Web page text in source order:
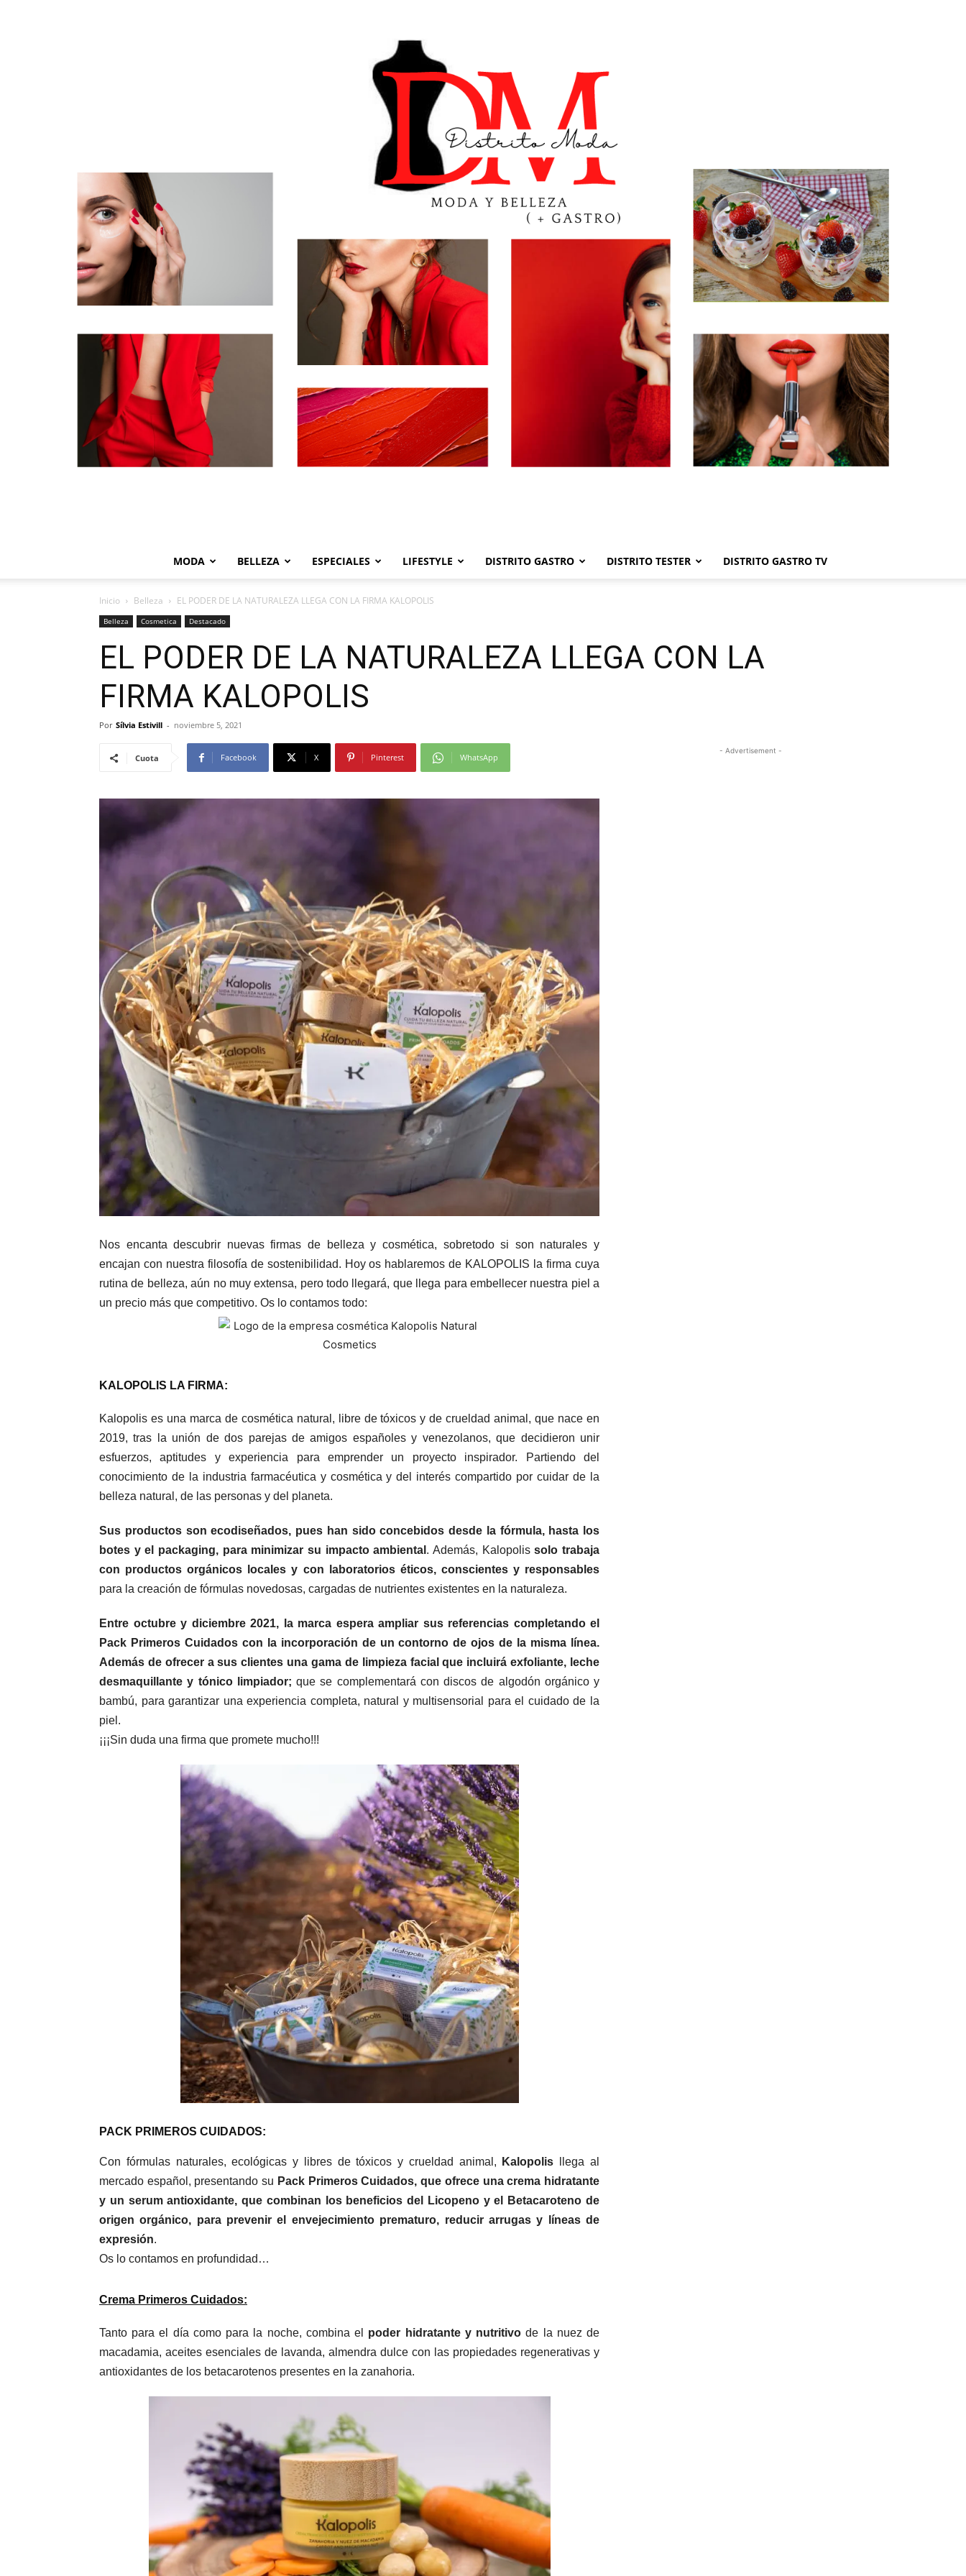
MODA BELLEZA ESPECIALES LIFESTYLE DISTRITO GASTRO DISTRITO TESTER DISTRITO GASTRO TV
Inicio Belleza EL PODER DE LA NATURALEZA LLEGA CON LA FIRMA KALOPOLIS
Belleza Cosmetica Destacado
EL PODER DE LA NATURALEZA LLEGA CON LA
FIRMA KALOPOLIS
Por Sílvia Estivill - noviembre 5, 2021
Cuota Facebook X Pinterest WhatsApp
Nos encanta descubrir nuevas firmas de belleza y cosmética, sobretodo si son naturales y
encajan con nuestra filosofía de sostenibilidad. Hoy os hablaremos de KALOPOLIS la firma cuya
rutina de belleza, aún no muy extensa, pero todo llegará, que llega para embellecer nuestra piel a
un precio más que competitivo. Os lo contamos todo:
KALOPOLIS LA FIRMA:
Kalopolis es una marca de cosmética natural, libre de tóxicos y de crueldad animal, que nace en
2019, tras la unión de dos parejas de amigos españoles y venezolanos, que decidieron unir
esfuerzos, aptitudes y experiencia para emprender un proyecto inspirador. Partiendo del
conocimiento de la industria farmacéutica y cosmética y del interés compartido por cuidar de la
belleza natural, de las personas y del planeta.
Sus productos son ecodiseñados, pues han sido concebidos desde la fórmula, hasta los
botes y el packaging, para minimizar su impacto ambiental . Además, Kalopolissolo trabaja
con productos orgánicos locales y con laboratorios éticos, conscientes y responsables
para la creación de fórmulas novedosas, cargadas de nutrientes existentes en la naturaleza.
Entre octubre y diciembre 2021, la marca espera ampliar sus referencias completando el
Pack Primeros Cuidados con la incorporación de un contorno de ojos de la misma línea.
Además de ofrecer a sus clientes una gama de limpieza facial que incluirá exfoliante, leche
desmaquillante y tónico limpiador; que se complementará con discos de algodón orgánico y
bambú, para garantizar una experiencia completa, natural y multisensorial para el cuidado de la
piel.
¡¡¡Sin duda una firma que promete mucho!!!
PACK PRIMEROS CUIDADOS:
Con fórmulas naturales, ecológicas y libres de tóxicos y crueldad animal, Kalopolis llega al
mercado español, presentando su Pack Primeros Cuidados, que ofrece una crema hidratante
y un serum antioxidante, que combinan los beneficios del Licopeno y el Betacaroteno de
origen orgánico, para prevenir el envejecimiento prematuro, reducir arrugas y líneas de
expresión.
Os lo contamos en profundidad…
Crema Primeros Cuidados:
Tanto para el día como para la noche, combina el poder hidratante y nutritivo de la nuez de
macadamia, aceites esenciales de lavanda, almendra dulce con las propiedades regenerativas y
antioxidantes de los betacarotenos presentes en la zanahoria.
- Advertisement -